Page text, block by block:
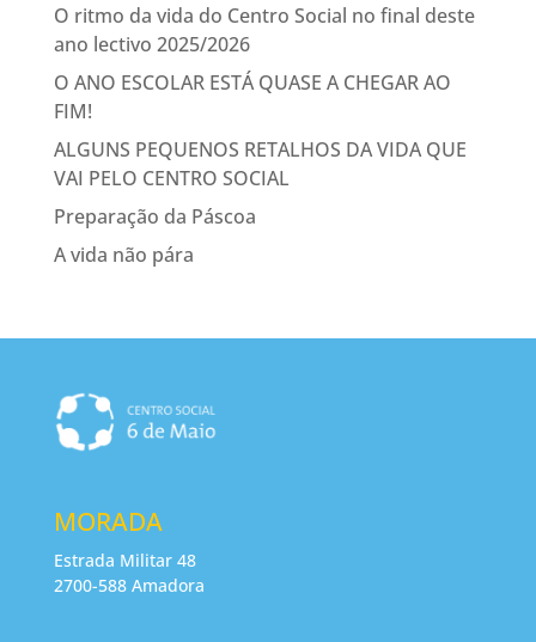
O ritmo da vida do Centro Social no final deste
ano lectivo 2025/2026
O ANO ESCOLAR ESTÁ QUASE A CHEGAR AO
FIM!
ALGUNS PEQUENOS RETALHOS DA VIDA QUE
VAI PELO CENTRO SOCIAL
Preparação da Páscoa
A vida não pára
MORADA
Estrada Militar 48
2700-588 Amadora